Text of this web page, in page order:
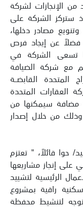
من الإنجازات لشركة
ستركز الشركة على
وتنويع مصادر دخلها،
فضلاً عن إيجاد فرص
تسعى الشركة في
مع شركة الضيافة
المتحدة القابضــة
المتحدة
مضافة سيمكنها من
من خلال إصدار
حوا قائلاً، " تعتزم
الزمني على إنجاز مشاريعها
الرئيسية لتشييد
راقية بمشروع
لتنشيط محفظة